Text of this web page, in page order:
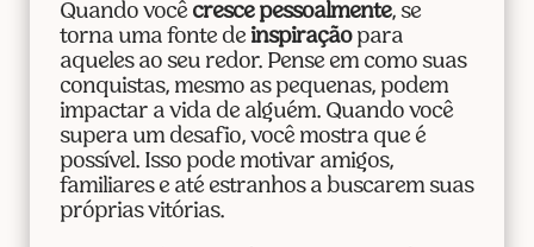
Quando você cresce pessoalmente, se
torna uma fonte de inspiraçãopara
aqueles ao seu redor. Pense em como suas
conquistas, mesmo as pequenas, podem
impactar a vida de alguém. Quando você
supera um desafio, você mostra que é
possível. Isso pode motivar amigos,
familiares e até estranhos a buscarem suas
próprias vitórias.